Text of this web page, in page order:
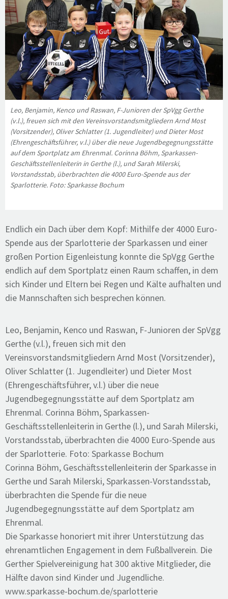
Leo, Benjamin, Kenco und Raswan, F-Junioren der SpVgg Gerthe
(v.l.), freuen sich mit den Vereinsvorstandsmitgliedern Arnd Most
(Vorsitzender), Oliver Schlatter (1. Jugendleiter) und Dieter Most
(Ehrengeschäftsführer, v.l.) über die neue Jugendbegegnungsstätte
auf dem Sportplatz am Ehrenmal. Corinna Böhm, Sparkassen-
Geschäftsstellenleiterin in Gerthe (l.), und Sarah Milerski,
Vorstandsstab, überbrachten die 4000 Euro-Spende aus der
Sparlotterie. Foto: Sparkasse Bochum
Endlich ein Dach über dem Kopf: Mithilfe der 4000 Euro-
Spende aus der Sparlotterie der Sparkassen und einer
großen Portion Eigenleistung konnte die SpVgg Gerthe
endlich auf dem Sportplatz einen Raum schaffen, in dem
sich Kinder und Eltern bei Regen und Kälte aufhalten und
die Mannschaften sich besprechen können.
Leo, Benjamin, Kenco und Raswan, F-Junioren der SpVgg
Gerthe (v.l.), freuen sich mit den
Vereinsvorstandsmitgliedern Arnd Most (Vorsitzender),
Oliver Schlatter (1. Jugendleiter) und Dieter Most
(Ehrengeschäftsführer, v.l.) über die neue
Jugendbegegnungsstätte auf dem Sportplatz am
Ehrenmal. Corinna Böhm, Sparkassen-
Geschäftsstellenleiterin in Gerthe (l.), und Sarah Milerski,
Vorstandsstab, überbrachten die 4000 Euro-Spende aus
der Sparlotterie. Foto: Sparkasse Bochum
Corinna Böhm, Geschäftsstellenleiterin der Sparkasse in
Gerthe und Sarah Milerski, Sparkassen-Vorstandsstab,
überbrachten die Spende für die neue
Jugendbegegnungsstätte auf dem Sportplatz am
Ehrenmal.
Die Sparkasse honoriert mit ihrer Unterstützung das
ehrenamtlichen Engagement in dem Fußballverein. Die
Gerther Spielvereinigung hat 300 aktive Mitglieder, die
Hälfte davon sind Kinder und Jugendliche.
www.sparkasse-bochum.de/sparlotterie